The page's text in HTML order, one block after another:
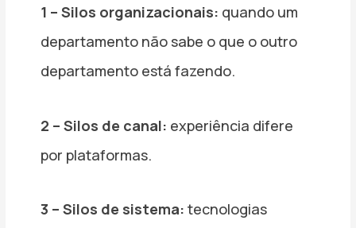
1 – Silos organizacionais: quando um
departamento não sabe o que o outro
departamento está fazendo.
2 – Silos de canal: experiência difere
por plataformas.
3 – Silos de sistema: tecnologias